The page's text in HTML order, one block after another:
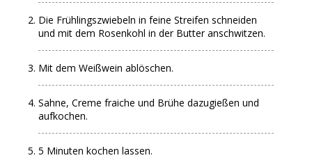
Die Frühlingszwiebeln in feine Streifen schneiden
und mit dem Rosenkohl in der Butter anschwitzen.
Mit dem Weißwein ablöschen.
Sahne, Creme fraiche und Brühe dazugießen und
aufkochen.
5 Minuten kochen lassen.